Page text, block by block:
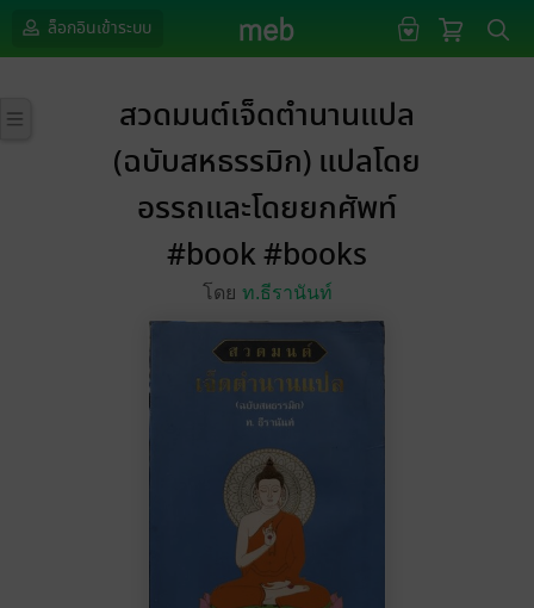
ล็อกอินเข้าระบบ
สวดมนต์เจ็ดตำนานแปล
(ฉบับสหธรรมิก) แปลโดย
อรรถและโดยยกศัพท์
#book #books
โดย ท.ธีรานันท์